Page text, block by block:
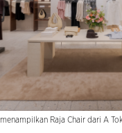
menampilkan Raja Chair dari A